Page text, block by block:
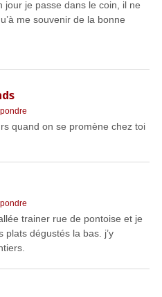
jour je passe dans le coin, il ne
me souvenir de la bonne
quand on se promène chez toi
trainer rue de pontoise et je
plats dégustés la bas. j’y